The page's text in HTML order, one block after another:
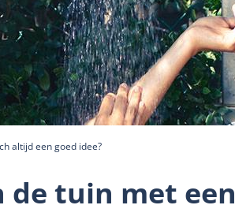
altijd een goed idee?
de tuin met